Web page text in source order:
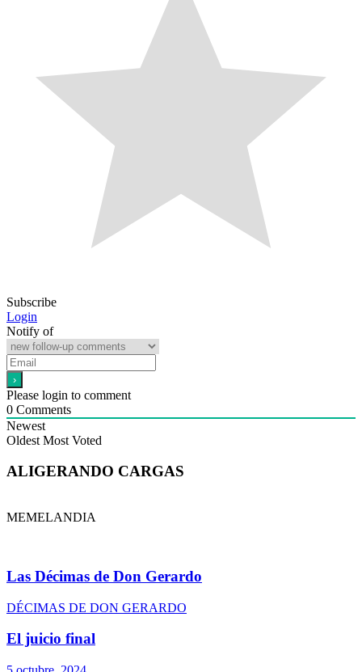
Subscribe
Login
Notify of
Please login to comment
0 Comments
Newest
Oldest Most Voted
ALIGERANDO CARGAS
MEMELANDIA
Las Décimas de Don Gerardo
DÉCIMAS DE DON GERARDO
El juicio final